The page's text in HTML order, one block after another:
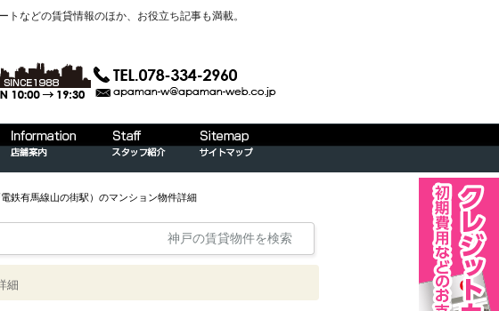
などの賃貸情報のほか、お役立ち記事も満載。
鉄有馬線山の街駅）のマンション物件詳細
神戸の賃貸物件を検索
細